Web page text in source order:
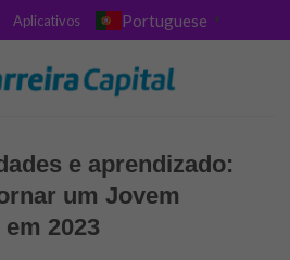
Aplicativos Portuguese ▼
e aprendizado:
um Jovem
2023